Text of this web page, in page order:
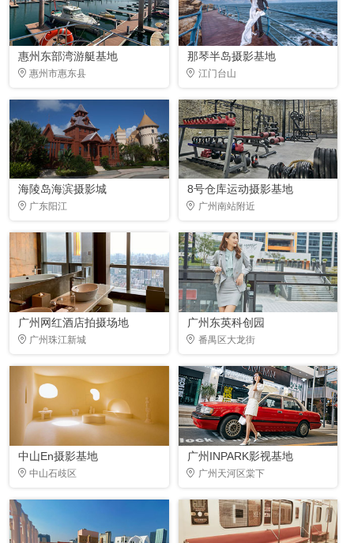
惠州东部湾游艇基地
惠州市惠东县
那琴半岛摄影基地
江门台山
海陵岛海滨摄影城
广东阳江
8号仓库运动摄影基地
广州南站附近
广州网红酒店拍摄场地
广州珠江新城
广州东英科创园
番禺区大龙街
中山En摄影基地
中山石歧区
广州INPARK影视基地
广州天河区棠下